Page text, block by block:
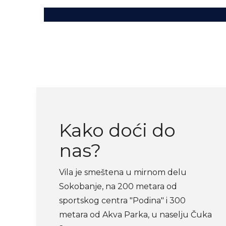
Kako doći do
nas?
Vila je smeštena u mirnom delu
Sokobanje, na 200 metara od
sportskog centra "Podina" i 300
metara od Akva Parka, u naselju Čuka